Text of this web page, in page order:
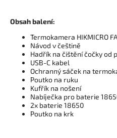
Obsah balení:
Termokamera HIKMICRO
Návod v češtině
Hadřík na čištění čočky od
USB-C kabel
Ochranný sáček na
Poutko na ruku
Kufřík na nošení
Nabíječka pro baterie
2x baterie 18650
Poutko na krk